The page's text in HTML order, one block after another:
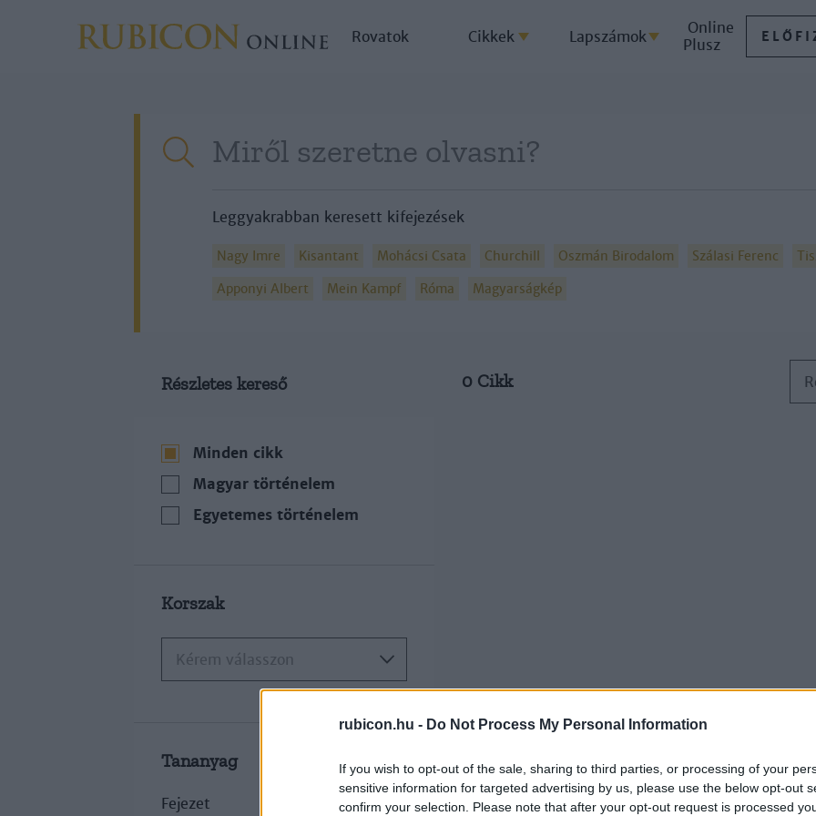
rubicon.hu - Do Not Process My Personal Information
If you wish to opt-out of the sale, sharing to third parties, or processing of your
sensitive information for targeted advertising by us, please use the below opt-out
confirm your selection. Please note that after your opt-out request is processed
Rovatok Cikkek Lapszámok
Online
Plusz
Leggyakrabban keresett kifejezések
Nagy Imre Kisantant Mohácsi Csata Churchill Oszmán Birodalom Szálasi Ferenc
Apponyi Albert
Mein Kampf Róma Magyarságkép
Részletes kereső
Minden cikk
Magyar történelem
Egyetemes történelem
Korszak
Kérem válasszon
Tananyag
Fejezet
0 Cikk